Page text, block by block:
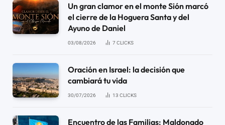
Un gran clamor en el monte Sión marcó
el cierre de la Hoguera Santa y del
Ayuno de Daniel
03/08/2026 7 CLICKS
Oración en Israel: la decisión que
cambiará tu vida
30/07/2026 13 CLICKS
Encuentro de las Familias: Maldonado